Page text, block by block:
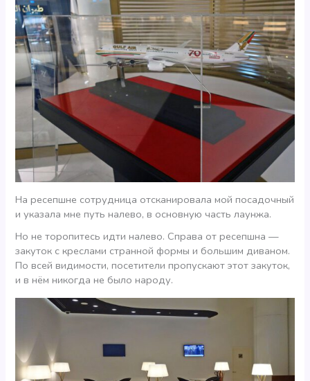
На ресепшне сотрудница отсканировала мой посадочный
и указала мне путь налево, в основную часть лаунжа.
Но не торопитесь идти налево. Справа от ресепшна —
закуток с креслами странной формы и большим диваном.
По всей видимости, посетители пропускают этот закуток,
и в нём никогда не было народу.